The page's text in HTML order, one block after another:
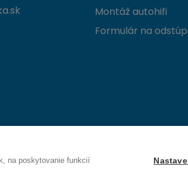
na poskytovanie funkcií
Montáž autohifi
Formulár na
od zmluvy — odoslať žiadosť o odstúpenie